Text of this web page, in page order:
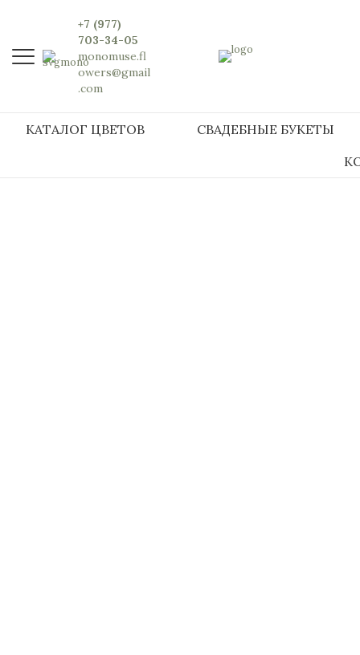
+7 (977)
703-34-05
monomuse.fl
owers@gmail
.com
КАТАЛОГ ЦВЕТОВ
СВАДЕБНЫЕ БУКЕТЫ